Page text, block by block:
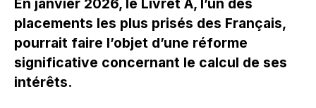
En janvier 2026, le Livret A, l’un des
placements les plus prisés des Français,
pourrait faire l’objet d’une réforme
significative concernant le calcul de ses
intérêts.